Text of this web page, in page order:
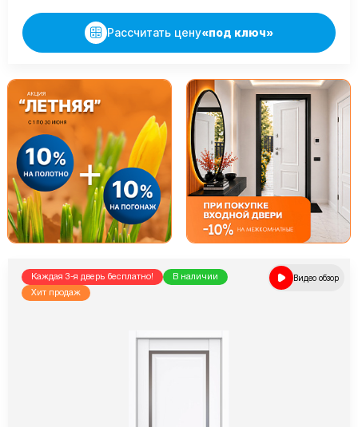
Рассчитать цену«под ключ»
Каждая 3-я дверь бесплатно!
В наличии
Хит продаж
Видео обзор